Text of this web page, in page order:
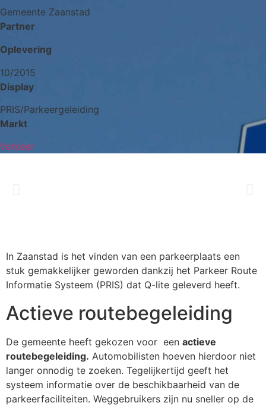
Gemeente Zaanstad
Partner
Oplevering
10/2015
Display
PRIS/Parkeergeleiding
Markt
Verkeer
In Zaanstad is het vinden van een parkeerplaats een
stuk gemakkelijker geworden dankzij het Parkeer Route
Informatie Systeem (PRIS) dat Q-lite geleverd heeft.
Actieve routebegeleiding
De gemeente heeft gekozen voor een actieve
routebegeleiding. Automobilisten hoeven hierdoor niet
langer onnodig te zoeken. Tegelijkertijd geeft het
systeem informatie over de beschikbaarheid van de
parkeerfaciliteiten. Weggebruikers zijn nu sneller op de